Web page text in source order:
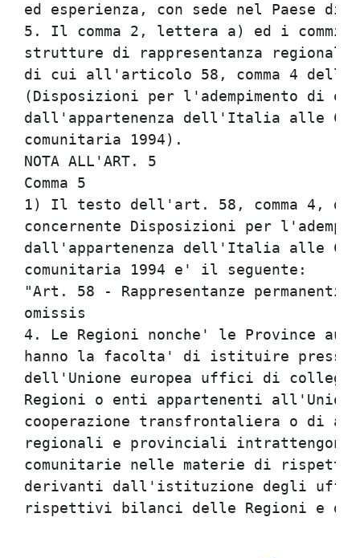
ed esperienza, con sede nel
5. Il comma 2, lettera a) ed i
strutture di rappresentanza
di cui all'articolo 58, comma
(Disposizioni per
dall'appartenenza
NOTA
1) Il testo dell'art. 58, comma
concernente Disposizioni per
dall'appartenenza dell'Italia
comunitaria
"Art. 58 - Rappresentanze
4. Le Regioni nonche' le
hanno la facolta' di
dell'Unione europea uffici di
Regioni o enti appartenenti
cooperazione transfrontaliera
regionali e provinciali
comunitarie nelle materie
derivanti dall'istituzione